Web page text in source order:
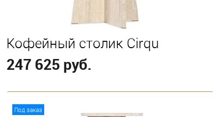
Кофейный столик Cirqu
247 625 руб.
Под заказ